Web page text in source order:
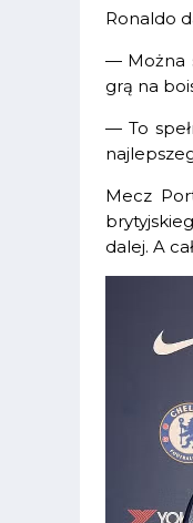
Ronaldo
— Można
grą na
— To
Mecz
dalej. A